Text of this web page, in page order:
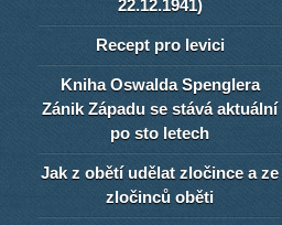
22.12.1941)
Recept pro levici
Kniha Oswalda Spenglera
Zánik Západu se stává aktuální
po sto letech
Jak z obětí udělat zločince a ze
zločinců oběti